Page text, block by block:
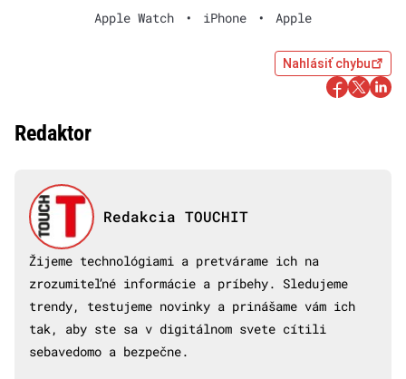
Apple Watch • iPhone • Apple
Nahlásiť chybu
Redaktor
Redakcia TOUCHIT
Žijeme technológiami a pretvárame ich na
zrozumiteľné informácie a príbehy. Sledujeme
trendy, testujeme novinky a prinášame vám ich
tak, aby ste sa v digitálnom svete cítili
sebavedomo a bezpečne.